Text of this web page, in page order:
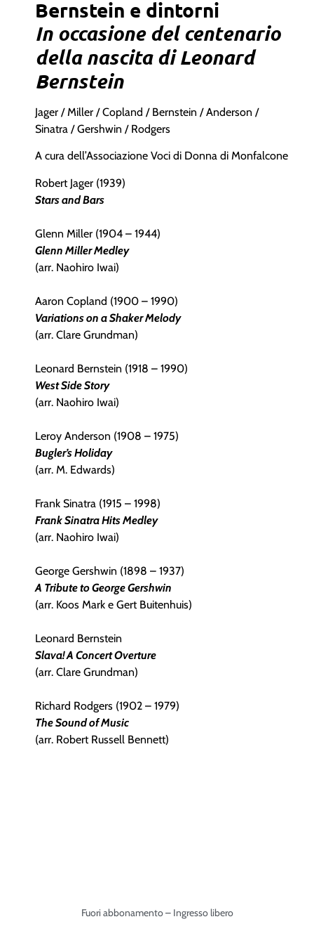
Fuori abbonamento – Ingresso libero
Bernstein e dintorni
In occasione del centenario
della nascita di Leonard
Bernstein
Jager / Miller / Copland / Bernstein / Anderson /
Sinatra / Gershwin / Rodgers
A cura dell’Associazione Voci di Donna di Monfalcone
Robert Jager (1939)
Stars and Bars
Glenn Miller (1904 – 1944)
Glenn Miller Medley
(arr. Naohiro Iwai)
Aaron Copland (1900 – 1990)
Variations on a Shaker Melody
(arr. Clare Grundman)
Leonard Bernstein (1918 – 1990)
West Side Story
(arr. Naohiro Iwai)
Leroy Anderson (1908 – 1975)
Bugler’s Holiday
(arr. M. Edwards)
Frank Sinatra (1915 – 1998)
Frank Sinatra Hits Medley
(arr. Naohiro Iwai)
George Gershwin (1898 – 1937)
A Tribute to George Gershwin
(arr. Koos Mark e Gert Buitenhuis)
Leonard Bernstein
Slava! A Concert Overture
(arr. Clare Grundman)
Richard Rodgers (1902 – 1979)
The Sound of Music
(arr. Robert Russell Bennett)